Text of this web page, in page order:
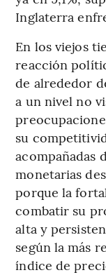
Inglaterra
En los viejos
reacción
de alrededor
a un nivel no
su
acompañadas
monetarias
porque la
combatir su
alta y
según la más
índice de